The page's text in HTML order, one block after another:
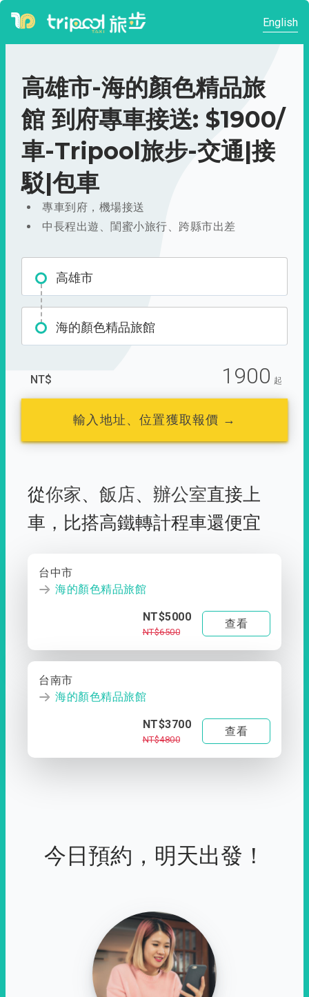
English
高雄市-海的顏色精品旅
館 到府專車接送: $1900/
車-Tripool旅步-交通|接
駁|包車
專車到府，機場接送
中長程出遊、閨蜜小旅行、跨縣市出差
高雄市
海的顏色精品旅館
NT$ 1900 起
輸入地址、位置獲取報價 →
從你家、 飯店、 辦公室直接上
車， 比搭高鐵轉計程車還便宜
台中市
海的顏色精品旅館
NT$5000
NT$6500
查看
台南市
海的顏色精品旅館
NT$3700
NT$4800
查看
今日預約，明天出發！